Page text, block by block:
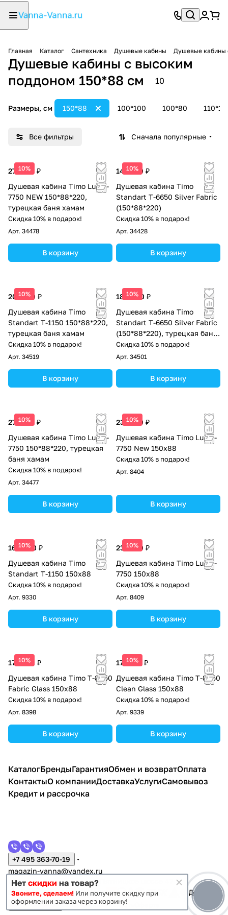
Главная Каталог Сантехника Душевые кабины Душевые кабины
Душевые кабины с высоким
поддоном 150*88 см
10
Размеры, см 100*100 100*80
150*88
Все фильтры Сначала популярные
10%
277 300 ₽
Душевая кабина Timo Lux T-
7750 NEW 150*88*220,
турецкая баня хамам
Скидка 10% в подарок!
Арт. 34478
В корзину
10%
143 200 ₽
Душевая кабина Timo
Standart T-6650 Silver Fabric
(150*88*220)
Скидка 10% в подарок!
Арт. 34428
В корзину
10%
205 700 ₽
Душевая кабина Timo
Standart T-1150 150*88*220,
турецкая баня хамам
Скидка 10% в подарок!
Арт. 34519
В корзину
10%
188 000 ₽
Душевая кабина Timo
Standart T-6650 Silver Fabric
(150*88*220), турецкая баня
хамам
Скидка 10% в подарок!
Арт. 34501
В корзину
10%
277 300 ₽
Душевая кабина Timo Lux T-
7750 150*88*220, турецкая
баня хамам
Скидка 10% в подарок!
Арт. 34477
В корзину
10%
232 500 ₽
Душевая кабина Timo Lux T-
7750 New 150х88
Скидка 10% в подарок!
Арт. 8404
В корзину
10%
160 900 ₽
Душевая кабина Timo
Standart T-1150 150х88
Скидка 10% в подарок!
Арт. 9330
В корзину
10%
232 500 ₽
Душевая кабина Timo Lux T-
7750 150х88
Скидка 10% в подарок!
Арт. 8409
В корзину
10%
175 800 ₽
Душевая кабина Timo Т-8850
Fabric Glass 150х88
Скидка 10% в подарок!
Арт. 8398
В корзину
10%
177 500 ₽
Душевая кабина Timo T-8850
Clean Glass 150х88
Скидка 10% в подарок!
Арт. 9339
В корзину
КаталогБрендыГарантияОбмен и возвратОплата
КонтактыО компанииДоставкаУслугиСамовывоз
Кредит и рассрочка
+7 495 363-70-19
magazin-vanna@yandex.ru
г. Москва, Митино, улица Пятницкое шоссе 47
Темная тема Конфиденциальность
Нет скидки на товар?
Звоните, сделаем! Или получите скидку при
оформлении заказа через корзину!